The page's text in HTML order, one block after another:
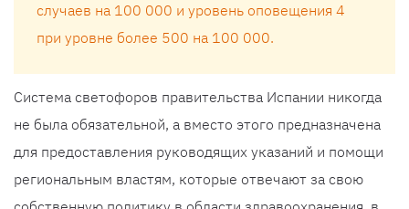
случаев на 100 000 и уровень оповещения 4
при уровне более 500 на 100 000.
Система светофоров правительства Испании никогда
не была обязательной, а вместо этого предназначена
для предоставления руководящих указаний и помощи
региональным властям, которые отвечают за свою